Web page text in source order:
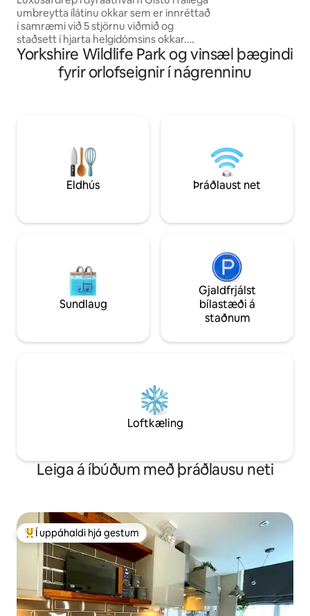
umbreytta ílátinu okkar sem er innréttað
í samræmi við 5 stjörnu viðmið og
staðsett í hjarta helgidómsins okkar.
Taktu á móti þér við hliðið af svínunum
okkar fimm sem var bjargað áður en þú
nýtur king-svefnherbergisins, stórrar
borðstofu. Fullkomið fyrir afslöppun eða
einstakt afdrep umkringt náttúrunni og
dýrum sem hefur verið bjargað.
Yorkshire Wildlife Park og vinsæl þægindi
fyrir orlofseignir í nágrenninu
Eldhús Þráðlaust net
Sundlaug
Gjaldfrjálst
bílastæði á
staðnum
Loftkæling
Leiga á íbúðum með þráðlausu neti
Í mestu uppáhaldi hjá gestum
Í uppáhaldi hjá gestum